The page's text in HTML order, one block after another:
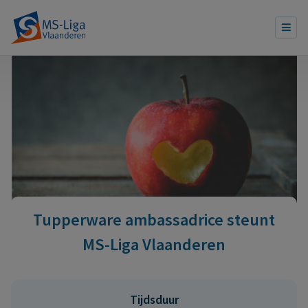
Tupperware ambassadrice steunt
MS-Liga Vlaanderen
Tijdsduur